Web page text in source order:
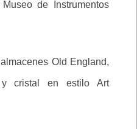
de Instrumentos
Old England,
y cristal en estilo Art